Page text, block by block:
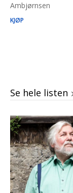
Ambjørnsen
KJØP
Se hele listen